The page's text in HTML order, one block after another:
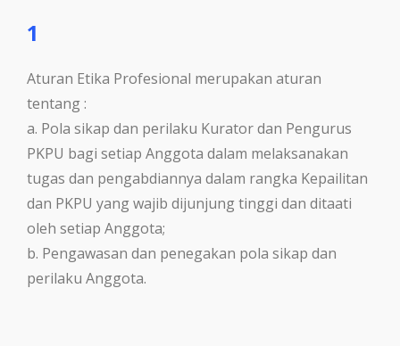
1
Aturan Etika Profesional merupakan aturan
tentang :
a. Pola sikap dan perilaku Kurator dan Pengurus
PKPU bagi setiap Anggota dalam melaksanakan
tugas dan pengabdiannya dalam rangka Kepailitan
dan PKPU yang wajib dijunjung tinggi dan ditaati
oleh setiap Anggota;
b. Pengawasan dan penegakan pola sikap dan
perilaku Anggota.